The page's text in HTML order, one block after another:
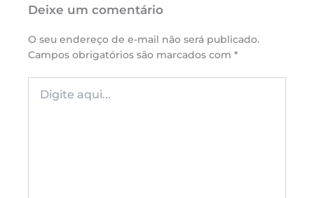
Deixe um comentário
O seu endereço de e-mail não será publicado.
Campos obrigatórios são marcados com*
aqui...